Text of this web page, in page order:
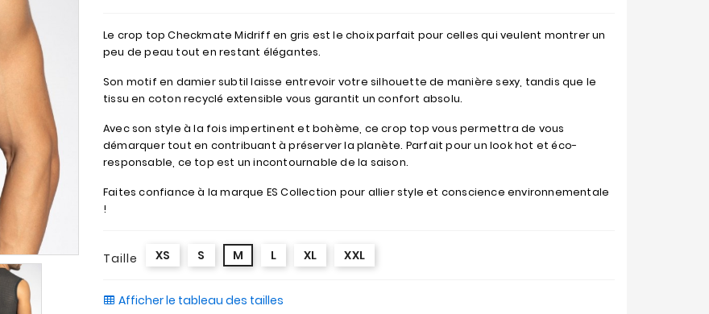
Le crop top Checkmate Midriff en gris est le choix parfait pour celles qui veulent montrer un
peu de peau tout en restant élégantes.
Son motif en damier subtil laisse entrevoir votre silhouette de manière sexy, tandis que le
tissu en coton recyclé extensible vous garantit un confort absolu.
Avec son style à la fois impertinent et bohème, ce crop top vous permettra de vous
démarquer tout en contribuant à préserver la planète. Parfait pour un look hot et éco-
responsable, ce top est un incontournable de la saison.
Faites confiance à la marque ES Collection pour allier style et conscience environnementale
!
Taille XS S M L XL XXL
Afficher le tableau des tailles